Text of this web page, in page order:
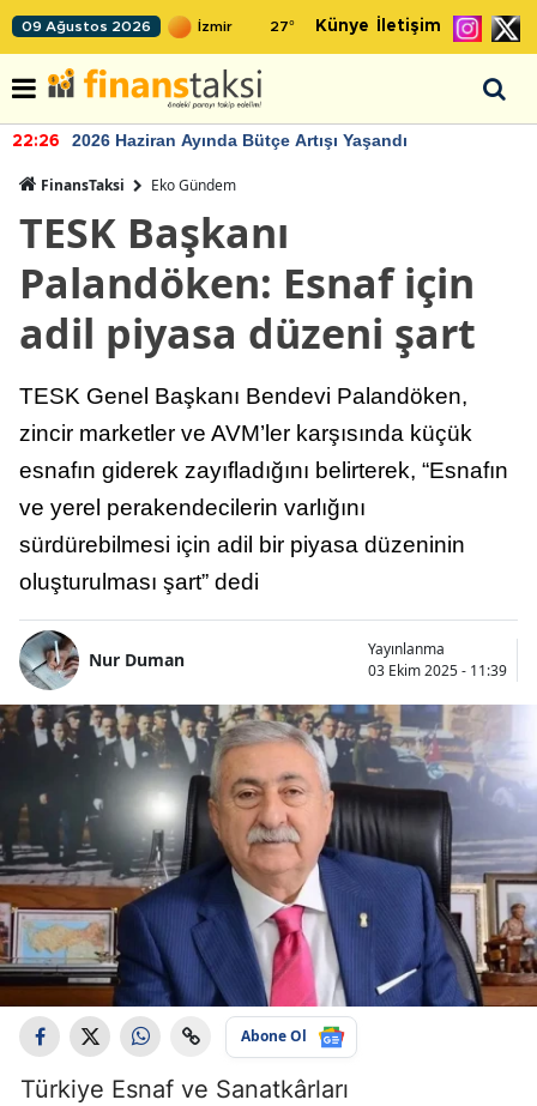
09 Ağustos 2026 27° Künye İletişim
22:26 2026 Haziran Ayında Bütçe Artışı Yaşandı
FinansTaksi Eko Gündem
TESK Başkanı
Palandöken: Esnaf için
adil piyasa düzeni şart
TESK Genel Başkanı Bendevi Palandöken,
zincir marketler ve AVM’ler karşısında küçük
esnafın giderek zayıfladığını belirterek, “Esnafın
ve yerel perakendecilerin varlığını
sürdürebilmesi için adil bir piyasa düzeninin
oluşturulması şart” dedi
Nur Duman
Yayınlanma
03 Ekim 2025 - 11:39
Abone Ol
Türkiye Esnaf ve Sanatkârları